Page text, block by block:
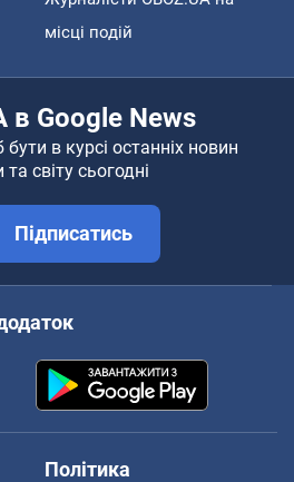
місці подій
в Google News
в курсі останніх новин
та світу сьогодні
Підписатись
Політика